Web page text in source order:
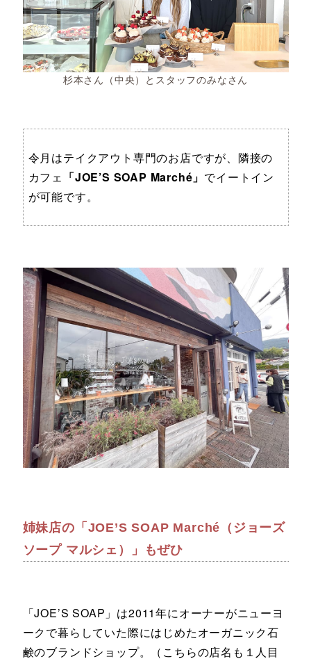
杉本さん（中央）とスタッフのみなさん
令月はテイクアウト専門のお店ですが、隣接の
カフェ 「JOE’S SOAP Marché」 でイートイン
が可能です。
姉妹店の「JOE’S SOAP Marché（ジョーズ
ソープ マルシェ）」もぜひ
「JOE’S SOAP」は2011年にオーナーがニューヨ
ークで暮らしていた際にはじめたオーガニック石
鹸のブランドショップ。（こちらの店名も１人目